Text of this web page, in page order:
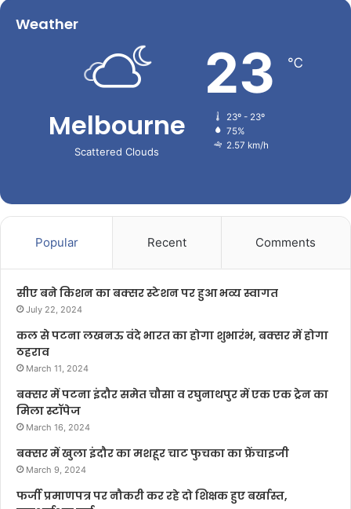
Weather
Melbourne
Scattered Clouds
23 ℃
23º - 23º
75%
2.57 km/h
Popular Recent Comments
सीए बने किशन का बक्सर स्टेशन पर हुआ भव्य स्वागत
July 22, 2024
कल से पटना लखनऊ वंदे भारत का होगा शुभारंभ, बक्सर में होगा
ठहराव
March 11, 2024
बक्सर में पटना इंदौर समेत चौसा व रघुनाथपुर में एक एक ट्रेन का
मिला स्टॉपेज
March 16, 2024
बक्सर में खुला इंदौर का मशहूर चाट फुचका का फ्रेंचाइजी
March 9, 2024
फर्जी प्रमाणपत्र पर नौकरी कर रहे दो शिक्षक हुए बर्खास्त,